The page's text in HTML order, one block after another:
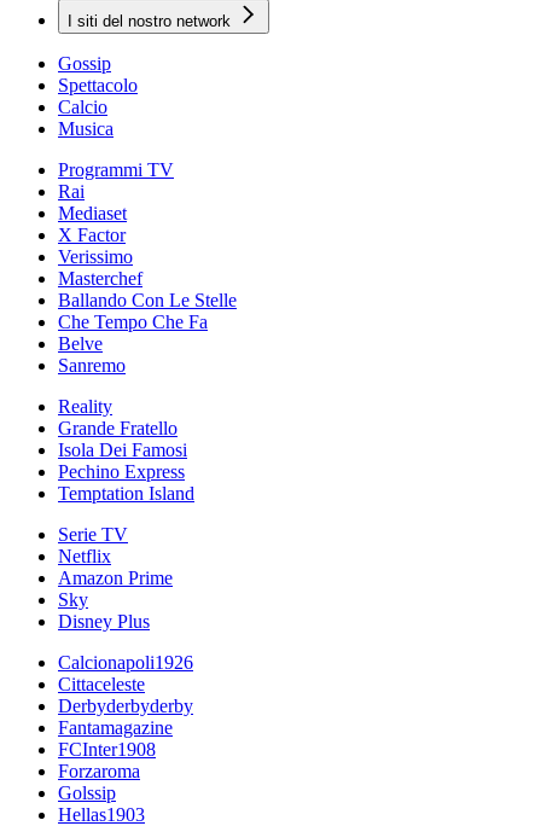
I siti del nostro network
Gossip
Spettacolo
Calcio
Musica
Programmi TV
Rai
Mediaset
X Factor
Verissimo
Masterchef
Ballando Con Le Stelle
Che Tempo Che Fa
Belve
Sanremo
Reality
Grande Fratello
Isola Dei Famosi
Pechino Express
Temptation Island
Serie TV
Netflix
Amazon Prime
Sky
Disney Plus
Calcionapoli1926
Cittaceleste
Derbyderbyderby
Fantamagazine
FCInter1908
Forzaroma
Golssip
Hellas1903